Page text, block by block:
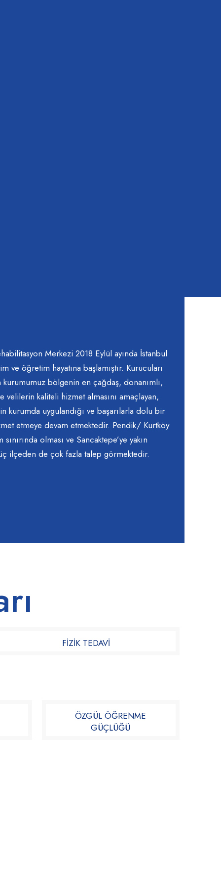
Merkezi 2018 Eylül ayında İstanbul
ve öğretim hayatına başlamıştır. Kurucuları
bölgenin en çağdaş, donanımlı,
velilerin kaliteli hizmet almasını amaçlayan,
kurumda uygulandığı ve başarılarla dolu bir
etmeye devam etmektedir. Pendik/ Kurtköy
olması ve Sancaktepe’ye yakın
ilçeden de çok fazla talep görmektedir.
FİZİK TEDAVİ​
ÖZGÜL ÖĞRENME
GÜÇLÜĞÜ